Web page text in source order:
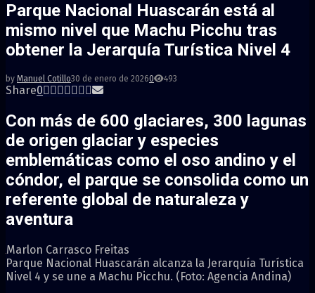
Parque Nacional Huascarán está al
mismo nivel que Machu Picchu tras
obtener la Jerarquía Turística Nivel 4
by Manuel Cotillo30 de enero de 20260 493
Share0
Con más de 600 glaciares, 300 lagunas
de origen glaciar y especies
emblemáticas como el oso andino y el
cóndor, el parque se consolida como un
referente global de naturaleza y
aventura
Marlon Carrasco Freitas
Parque Nacional Huascarán alcanza la Jerarquía Turística
Nivel 4 y se une a Machu Picchu. (Foto: Agencia Andina)